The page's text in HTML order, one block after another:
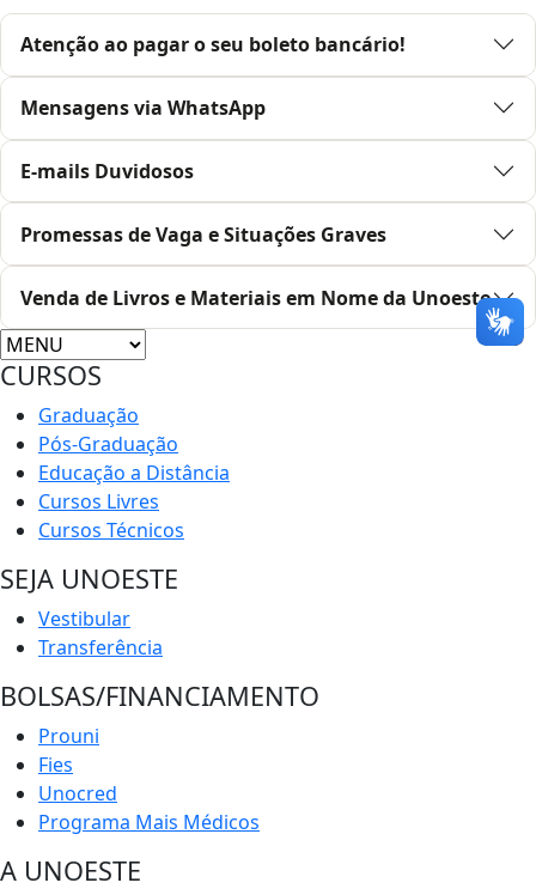
Mensagens via WhatsApp
Atenção ao pagar o seu boleto bancário!
E-mails Duvidosos
Venda de Livros e Materiais em Nome da Unoeste
Promessas de Vaga e Situações Graves
CURSOS
Graduação
Pós-Graduação
Educação a Distância
Cursos Livres
Cursos Técnicos
SEJA UNOESTE
Vestibular
Transferência
BOLSAS/FINANCIAMENTO
Prouni
Fies
Unocred
Programa Mais Médicos
A UNOESTE